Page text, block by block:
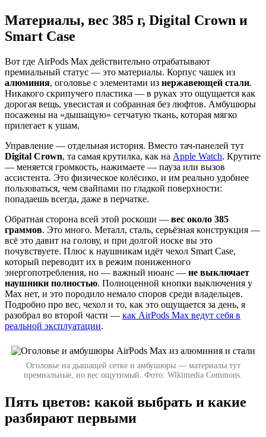
Материалы, вес 385 г, Digital Crown и
Smart Case
Вот где AirPods Max действительно отрабатывают
премиальный статус — это материалы. Корпус чашек из
алюминия, оголовье с элементами из нержавеющей стали.
Никакого скрипучего пластика — в руках это ощущается как
дорогая вещь, увесистая и собранная без люфтов. Амбушюры
посажены на «дышащую» сетчатую ткань, которая мягко
прилегает к ушам.
Управление — отдельная история. Вместо тач-панелей тут
Digital Crown, та самая крутилка, как на Apple Watch. Крутите
— меняется громкость, нажимаете — пауза или вызов
ассистента. Это физическое колёсико, и им реально удобнее
пользоваться, чем свайпами по гладкой поверхности:
попадаешь всегда, даже в перчатке.
Обратная сторона всей этой роскоши — вес около 385
граммов. Это много. Металл, сталь, серьёзная конструкция —
всё это давит на голову, и при долгой носке вы это
почувствуете. Плюс к наушникам идёт чехол Smart Case,
который переводит их в режим пониженного
энергопотребления, но — важный нюанс — не выключает
наушники полностью. Полноценной кнопки выключения у
Max нет, и это породило немало споров среди владельцев.
Подробно про вес, чехол и то, как это ощущается за день, я
разобрал во второй части — как AirPods Max ведут себя в
реальной эксплуатации.
Оголовье на дышащей сетке и амбушюры — материалы тут
премиальные, но вес ощутимый. Фото: Wikimedia Commons.
Пять цветов: какой выбрать и какие
разбирают первыми